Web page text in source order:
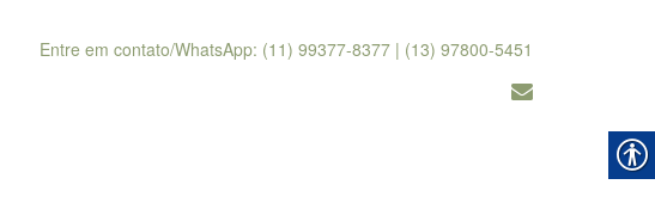
Entre em contato/WhatsApp: (11) 99377-8377 | (13) 97800-5451